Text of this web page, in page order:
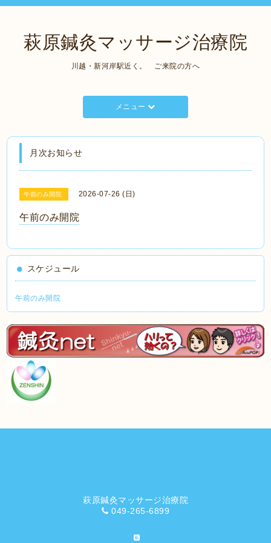
萩原鍼灸マッサージ治療院
川越・新河岸駅近く。 ご来院の方へ
メニュー
月次お知らせ
午前のみ開院 2026-07-26 (日)
午前のみ開院
スケジュール
午前のみ開院
萩原鍼灸マッサージ治療院
049-265-6899